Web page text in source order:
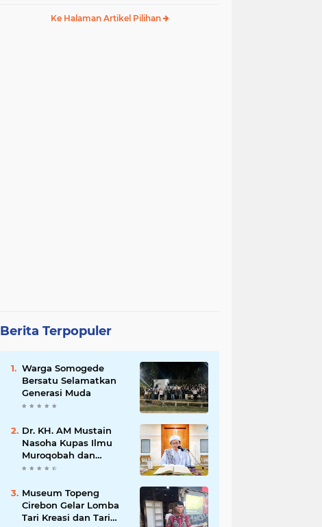
Ke Halaman Artikel Pilihan
Berita Terpopuler
Warga Somogede
Bersatu Selamatkan
Generasi Muda
Dr. KH. AM Mustain
Nasoha Kupas Ilmu
Muroqobah dan
Ma'rifatullah dalam
Ulumuddin
Museum Topeng
Cirebon Gelar Lomba
Tari Kreasi dan Tari